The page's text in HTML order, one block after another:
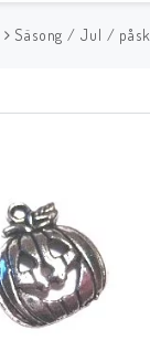
Säsong / Jul / påsk